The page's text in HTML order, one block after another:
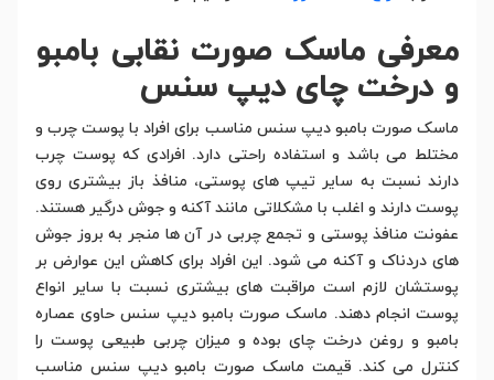
معرفی ماسک صورت نقابی بامبو
و درخت چای دیپ سنس
ماسک صورت بامبو دیپ سنس مناسب برای افراد با پوست چرب و
مختلط می باشد و استفاده راحتی دارد. افرادی که پوست چرب
دارند نسبت به سایر تیپ های پوستی، منافذ باز بیشتری روی
پوست دارند و اغلب با مشکلاتی مانند آکنه و جوش درگیر هستند.
عفونت منافذ پوستی و تجمع چربی در آن ها منجر به بروز جوش
های دردناک و آکنه می شود. این افراد برای کاهش این عوارض بر
پوستشان لازم است مراقبت های بیشتری نسبت با سایر انواع
پوست انجام دهند. ماسک صورت بامبو دیپ سنس حاوی عصاره
بامبو و روغن درخت چای بوده و میزان چربی طبیعی پوست را
کنترل می کند. قیمت ماسک صورت بامبو دیپ سنس مناسب